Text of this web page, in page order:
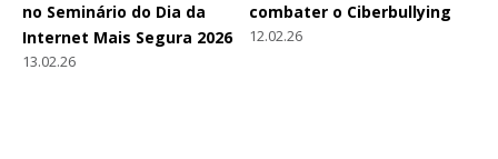
no Seminário do Dia da
Internet Mais Segura 2026
13.02.26
combater o Ciberbullying
12.02.26